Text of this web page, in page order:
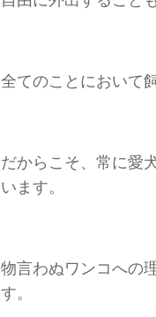
全てのことにおいて
だからこそ、常に愛
います。
物言わぬワンコへの
す。